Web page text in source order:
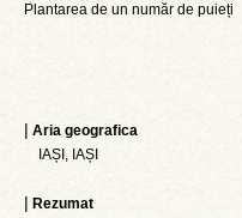
Plantarea de un număr de puieți
| Aria geografica
IAȘI, IAȘI
| Rezumat